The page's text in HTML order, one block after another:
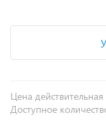
Цена
Доступное